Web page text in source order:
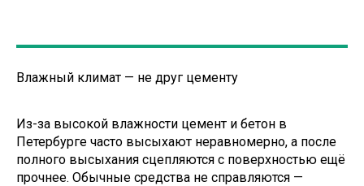
Влажный климат — не друг цементу
Из-за высокой влажности цемент и бетон в
Петербурге часто высыхают неравномерно, а после
полного высыхания сцепляются с поверхностью ещё
прочнее. Обычные средства не справляются —
схватывания он превращается в
удалить без специальных средств.